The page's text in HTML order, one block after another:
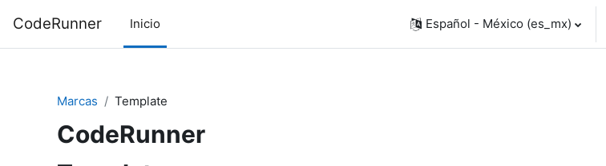
CodeRunner Inicio Español - México ‎(es_mx)‎
Marcas
Template
CodeRunner